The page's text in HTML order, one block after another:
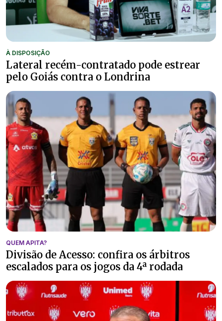
À DISPOSIÇÃO
Lateral recém-contratado pode estrear
pelo Goiás contra o Londrina
QUEM APITA?
Divisão de Acesso: confira os árbitros
escalados para os jogos da 4ª rodada